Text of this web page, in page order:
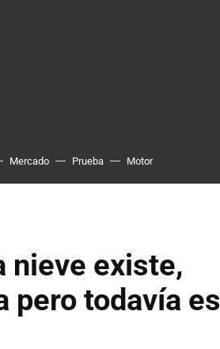
Mercado Prueba Motor
nieve existe,
pero todavía es